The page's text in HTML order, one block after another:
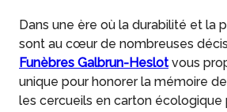
Dans une ère où la durabilité et la
sont au cœur de nombreuses
Funèbres Galbrun-Heslotvous
unique pour honorer la mémoire
les cercueils en carton écologique